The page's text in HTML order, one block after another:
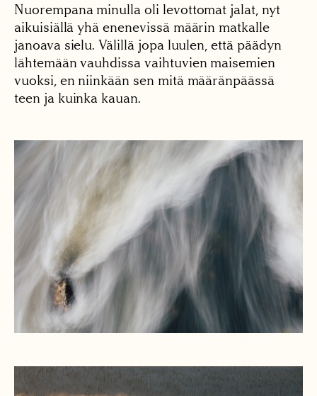
Nuorempana minulla oli levottomat jalat, nyt
aikuisiällä yhä enenevissä määrin matkalle
janoava sielu. Välillä jopa luulen, että päädyn
lähtemään vauhdissa vaihtuvien maisemien
vuoksi, en niinkään sen mitä määränpäässä
teen ja kuinka kauan.